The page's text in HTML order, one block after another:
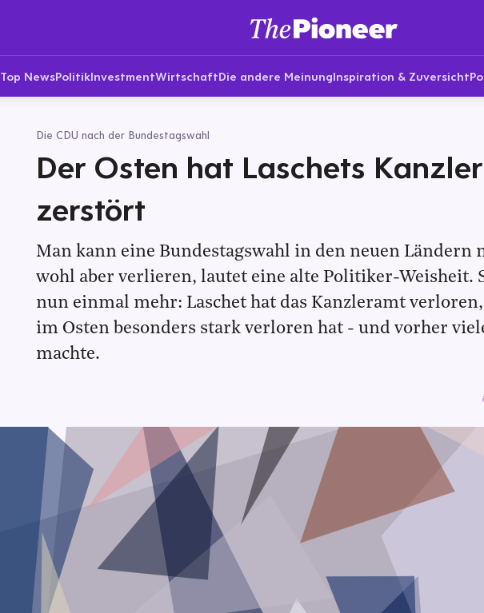
Top NewsPolitikInvestmentWirtschaftDie andere MeinungInspiration & Zuversicht
Die CDU nach der Bundestagswahl
Der Osten hat Laschets
zerstört
Man kann eine Bundestagswahl in den neuen Ländern
wohl aber verlieren, lautet eine alte Politiker-Weisheit.
nun einmal mehr: Laschet hat das Kanzleramt
im Osten besonders stark verloren hat - und vorher
machte.